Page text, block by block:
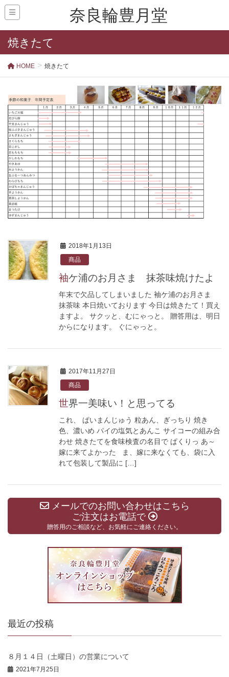
奈良輪豊月堂
焼きたて
HOME 焼きたて
2018年1月13日
商品
袖ケ浦のお月さま 抹茶味焼けたよ
年末で欠品してしまいました 袖ケ浦のお月さま
抹茶味 本日焼いております 今日は焼きたて！買え
ますよ。 サクッと、むにゃっと。 贈答用は、明日
からになります。 ぐにゃっと。
2017年11月27日
商品
世界一美味い！と思ってる
これ、 ぱいまんじゅう 粒あん、ぎっちり 焼き
色、濃いめ パイの塩気とあんこ サイコーの組み合
わせ 焼きたてを食味検査の名目で ぱくりっ あ～
嫁に来てよかった ま、嫁に来なくても、袋に入
れて包装して製品に […]
メールでのお問い合わせはこちら
ご注文はお電話で
贈答用のご相談など、お気軽にご連絡ください。
最近の投稿
８月１４日（土曜日）の営業について
2021年7月25日